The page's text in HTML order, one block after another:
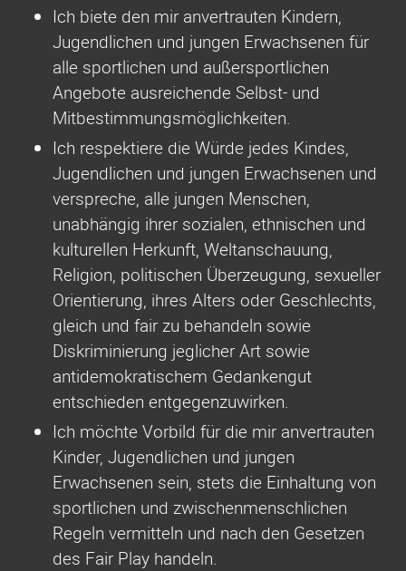
Ich biete den mir anvertrauten Kindern,
Jugendlichen und jungen Erwachsenen für
alle sportlichen und außersportlichen
Angebote ausreichende Selbst- und
Mitbestimmungsmöglichkeiten.
Ich respektiere die Würde jedes Kindes,
Jugendlichen und jungen Erwachsenen und
verspreche, alle jungen Menschen,
unabhängig ihrer sozialen, ethnischen und
kulturellen Herkunft, Weltanschauung,
Religion, politischen Überzeugung, sexueller
Orientierung, ihres Alters oder Geschlechts,
gleich und fair zu behandeln sowie
Diskriminierung jeglicher Art sowie
antidemokratischem Gedankengut
entschieden entgegenzuwirken.
Ich möchte Vorbild für die mir anvertrauten
Kinder, Jugendlichen und jungen
Erwachsenen sein, stets die Einhaltung von
sportlichen und zwischenmenschlichen
Regeln vermitteln und nach den Gesetzen
des Fair Play handeln.